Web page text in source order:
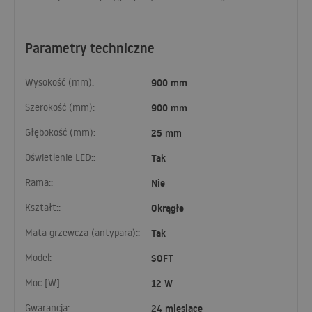
Parametry techniczne
Wysokość (mm): 900 mm
Szerokość (mm): 900 mm
Głębokość (mm): 25 mm
Oświetlenie LED:: Tak
Rama:: Nie
Kształt:: Okrągłe
Mata grzewcza (antypara):: Tak
Model: SOFT
Moc [W] 12 W
Gwarancja: 24 miesiące